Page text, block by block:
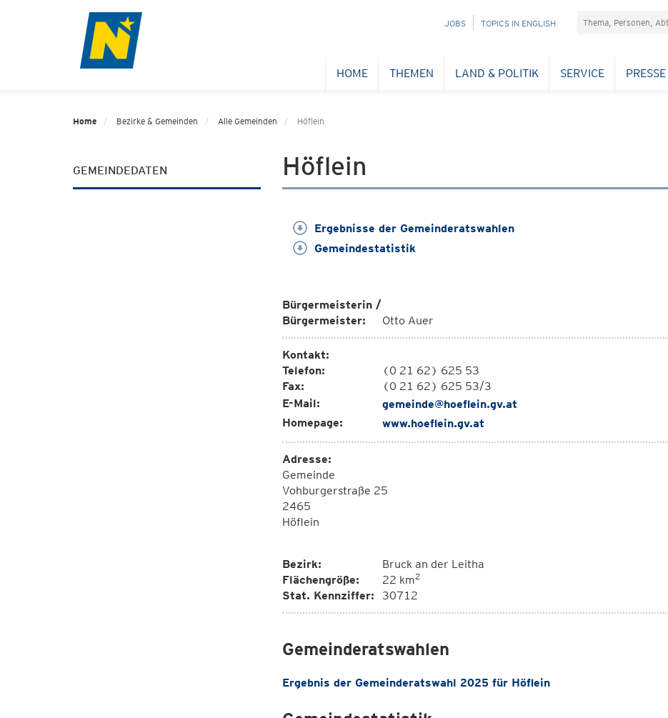
NAVIGATION
JOBS TOPICS IN ENGLISH Suchefeld
HOME THEMEN LAND & POLITIK SERVICE PRESSE
Home Bezirke & Gemeinden Alle Gemeinden Höflein
GEMEINDEDATEN Höflein
Ergebnisse der Gemeinderatswahlen
Gemeindestatistik
Bürgermeisterin /
Bürgermeister:
Otto Auer
Kontakt:
Telefon:
(0 21 62) 625 53
Fax:
(0 21 62) 625 53/3
E-Mail:
gemeinde@hoeflein.gv.at
Homepage:
www.hoeflein.gv.at
Adresse:
Gemeinde
Vohburgerstraße 25
2465
Höflein
Bezirk:
Bruck an der Leitha
Flächengröße:
22 km2
Stat. Kennziffer: 30712
Gemeinderatswahlen
Ergebnis der Gemeinderatswahl 2025 für Höflein